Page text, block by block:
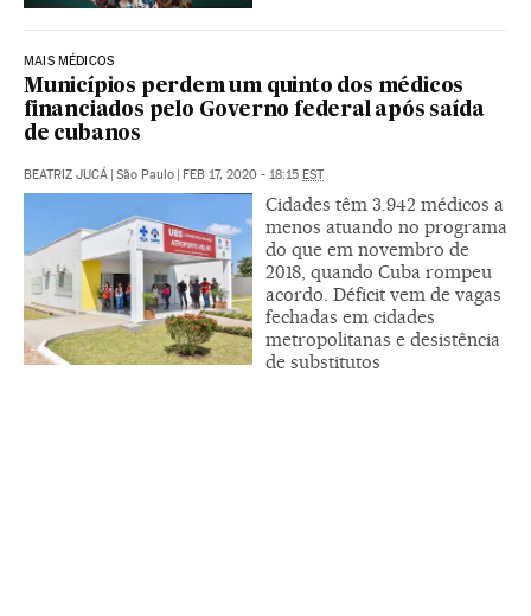
MAIS MÉDICOS
Municípios perdem um quinto dos médicos
financiados pelo Governo federal após saída
de cubanos
BEATRIZ JUCÁ | São Paulo | FEB 17, 2020 - 18:15 EST
Cidades têm 3.942 médicos a
menos atuando no programa
do que em novembro de
2018, quando Cuba rompeu
acordo. Déficit vem de vagas
fechadas em cidades
metropolitanas e desistência
de substitutos